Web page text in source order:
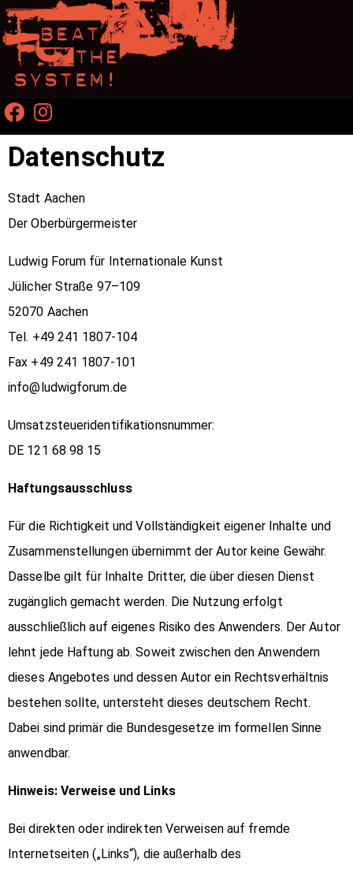
Datenschutz
Stadt Aachen
Der Oberbürgermeister
Ludwig Forum für Internationale Kunst
Jülicher Straße 97–109
52070 Aachen
Tel. +49 241 1807-104
Fax +49 241 1807-101
info@ludwigforum.de
Umsatzsteueridentifikationsnummer:
DE 121 68 98 15
Haftungsausschluss
Für die Richtigkeit und Vollständigkeit eigener Inhalte und
Zusammenstellungen übernimmt der Autor keine Gewähr.
Dasselbe gilt für Inhalte Dritter, die über diesen Dienst
zugänglich gemacht werden. Die Nutzung erfolgt
ausschließlich auf eigenes Risiko des Anwenders. Der Autor
lehnt jede Haftung ab. Soweit zwischen den Anwendern
dieses Angebotes und dessen Autor ein Rechtsverhältnis
bestehen sollte, untersteht dieses deutschem Recht.
Dabei sind primär die Bundesgesetze im formellen Sinne
anwendbar.
Hinweis: Verweise und Links
Bei direkten oder indirekten Verweisen auf fremde
Internetseiten („Links“), die außerhalb des